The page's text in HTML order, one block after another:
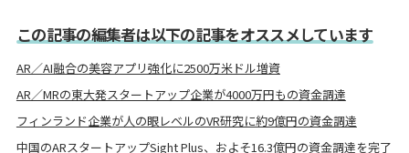
この記事の編集者は以下の記事をオススメしています
AR／AI融合の美容アプリ強化に2500万米ドル増資
AR／MRの東大発スタートアップ企業が4000万円もの資金調達
フィンランド企業が人の眼レベルのVR研究に約9億円の資金調達
中国のARスタートアップSight Plus、およそ16.3億円の資金調達を完了